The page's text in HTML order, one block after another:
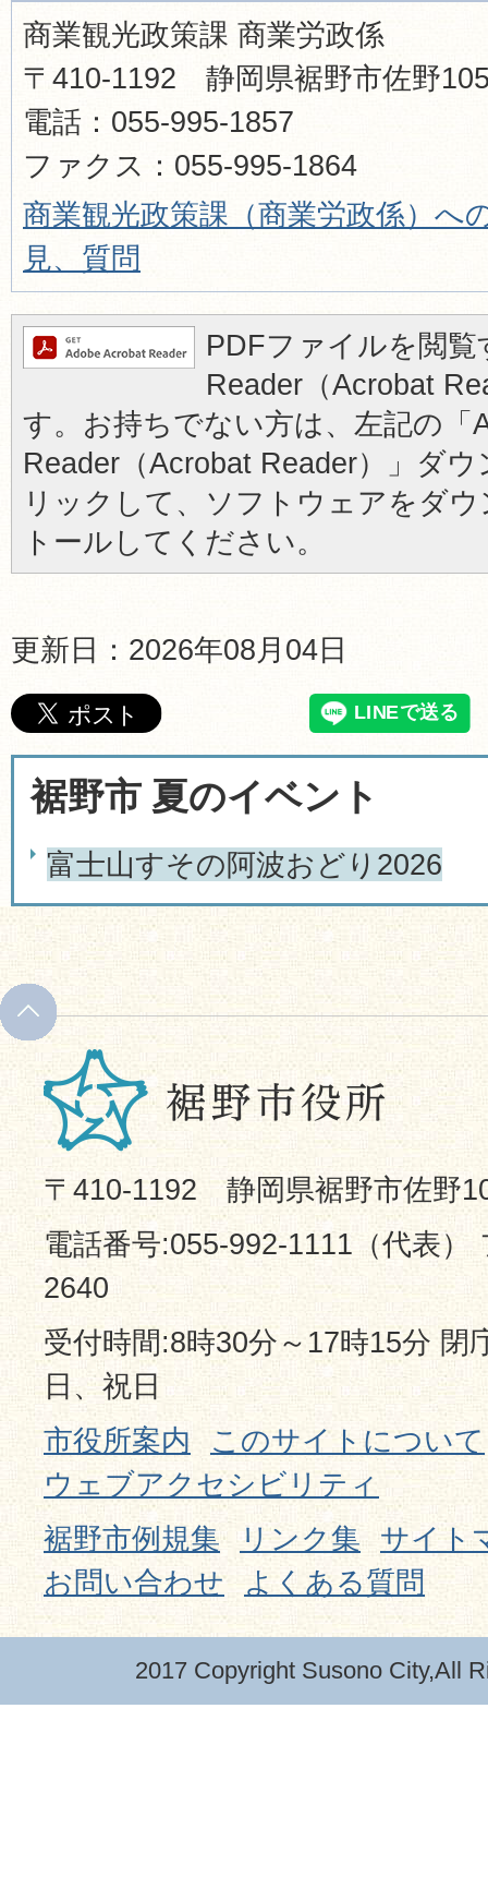
商業観光政策課 商業労政係
〒410-1192 静岡県裾野市佐野
電話：055-995-1857
ファクス：055-995-1864
商業観光政策課（商業労政係）へ
見、質問
PDFファイルを閲
Reader（Acrobat
す。お持ちでない方は、左記の「
Reader（Acrobat Reader）」ダ
リックして、ソフトウェアをダ
トールしてください。
更新日：2026年08月04日
裾野市 夏のイベント
富士山すその阿波おどり2026
〒410-1192 静岡県裾野市佐野
電話番号:055-992-1111（代表）
2640
受付時間:8時30分～17時15分 閉
日、祝日
市役所案内
このサイトについて
ウェブアクセシビリティ
裾野市例規集
リンク集
サイト
お問い合わせ
よくある質問
2017 Copyright Susono City,All